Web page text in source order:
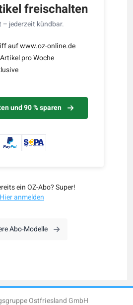
freischalten
– jederzeit kündbar.
auf www.oz-online.de
pro Woche
und 90 % sparen
ein OZ-Abo? Super!
Hier anmelden
Abo-Modelle
Ostfriesland GmbH